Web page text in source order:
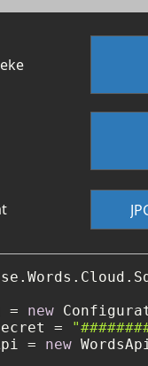
= new
=
= new